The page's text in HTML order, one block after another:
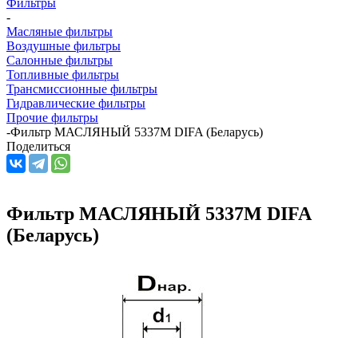
-
Масляные фильтры
Воздушные фильтры
Салонные фильтры
Топливные фильтры
Трансмиссионные фильтры
Гидравлические фильтры
Прочие фильтры
-Фильтр МАСЛЯНЫЙ 5337M DIFA (Беларусь)
Поделиться
Фильтр МАСЛЯНЫЙ 5337M DIFA
(Беларусь)